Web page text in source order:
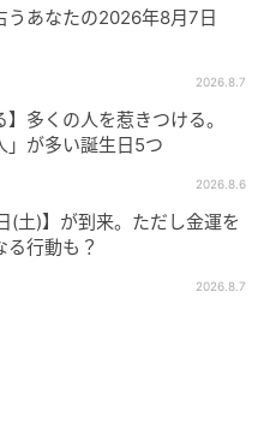
どは、特に上唇の山の
けて。集中して一人で
の雑音や噂話を気にせず
薄めるように輪郭をコ
リップラインを描くと
うあなたの2026年8月7日
2026.8.7
】多くの人を惹きつける。
」が多い誕生日5つ
2026.8.6
(土)】が到来。ただし金運を
る行動も？
2026.8.7